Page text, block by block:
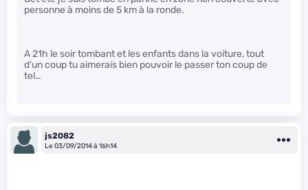
personne à moins de 5 km à la ronde.
A 21h le soir tombant et les enfants dans la voiture, tout
d’un coup tu aimerais bien pouvoir le passer ton coup de
tel…
js2082
Le 03/09/2014 à 16h14